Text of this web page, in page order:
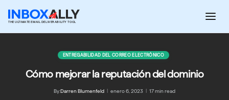
THE ULTIMATE EMAIL DELIVERABILITY TOOL
ENTREGABILIDAD DEL CORREO ELECTRÓNICO
Cómo mejorar la reputación del dominio
By:Darren Blumenfeld enero 6, 2023 17 min read